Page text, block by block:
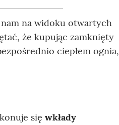
na widoku otwartych
że kupując zamknięty
ciepłem ognia,
się wkłady